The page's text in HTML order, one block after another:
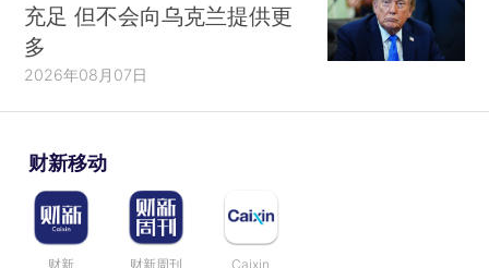
充足 但不会向乌克兰提供更
多
2026年08月07日
财新移动
财新 财新周刊 Caixin